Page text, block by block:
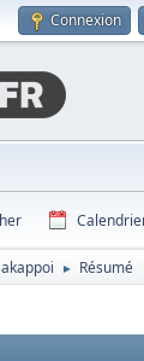
Connexion
► Résumé